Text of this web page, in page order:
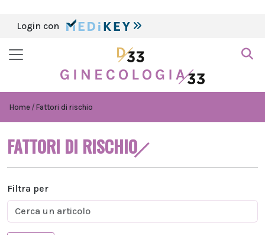
Login con
Home Fattori di rischio
FATTORI DI RISCHIO
Filtra per